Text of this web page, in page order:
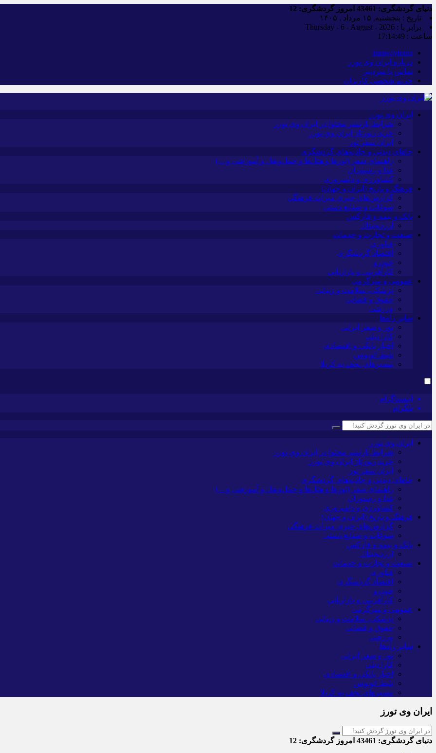
دنیای گردشگری: امروز گردشگری:
تاریخ : پنجشنبه, ۱۵ مرداد , ۱۴۰۵
برابر با : Thursday - 6 - August - 2026
ساعت : 17:14:50
iranwaytours
درباره ایران وی تورز
تماس با سردبیر
حریم شخصی کاربران
ایران وی تورز
شرایط بازنشر محتوا در ایران وی تورز
خرید رپورتاژ ایران وی تورز
ایران سفر تور
جاهای دیدنی و جاذبه‌های گردشگری
راهنمای سفر (تورها و هتل‌ها و حمل‌و‌نقل و آموزشی و…)
غذا و رستوران
کشاورزی و دامپروری
فرهنگ و تاریخ (ایران و جهان)
گزارش‌های خبری میراث فرهنگی
سوغات و صنایع دستی
بانک و بیمه و فارکس
ارزدیجیتال
صنعت و تجارت و خدمات
فناوری
اقتصاد گردشگری
خودرو
کارآفرینی و بازاریابی
عمومی و سرگرمی
پزشکی، سلامت و زیبایی
حقوق و قضایی
ورزشی
سایر راه‌ها
تور و سفر ایرانی
کارا دیلی
اخبار بانکی و اقتصادی
بلیط اتوبوس
مسیرهای نجف به کربلا
اینستاگرام
تلگرام
ایران وی تورز
شرایط بازنشر محتوا در ایران وی تورز
خرید رپورتاژ ایران وی تورز
ایران سفر تور
جاهای دیدنی و جاذبه‌های گردشگری
راهنمای سفر (تورها و هتل‌ها و حمل‌و‌نقل و آموزشی و…)
غذا و رستوران
کشاورزی و دامپروری
فرهنگ و تاریخ (ایران و جهان)
گزارش‌های خبری میراث فرهنگی
سوغات و صنایع دستی
بانک و بیمه و فارکس
ارزدیجیتال
صنعت و تجارت و خدمات
فناوری
اقتصاد گردشگری
خودرو
کارآفرینی و بازاریابی
عمومی و سرگرمی
پزشکی، سلامت و زیبایی
حقوق و قضایی
ورزشی
سایر راه‌ها
تور و سفر ایرانی
کارا دیلی
اخبار بانکی و اقتصادی
بلیط اتوبوس
مسیرهای نجف به کربلا
ایران وی تورز
دنیای گردشگری: امروز گردشگری: